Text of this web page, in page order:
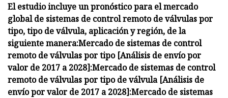
El estudio incluye un pronóstico para el mercado
global de sistemas de control remoto de válvulas por
tipo, tipo de válvula, aplicación y región, de la
siguiente manera:Mercado de sistemas de control
remoto de válvulas por tipo [Análisis de envío por
valor de 2017 a 2028]:Mercado de sistemas de control
remoto de válvulas por tipo de válvula [Análisis de
envío por valor de 2017 a 2028]:Mercado de sistemas